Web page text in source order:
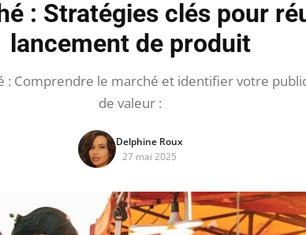
: Stratégies clés pour
lancement de produit
: Comprendre le marché et identifier votre
de valeur :
Delphine Roux
27 mai 2025